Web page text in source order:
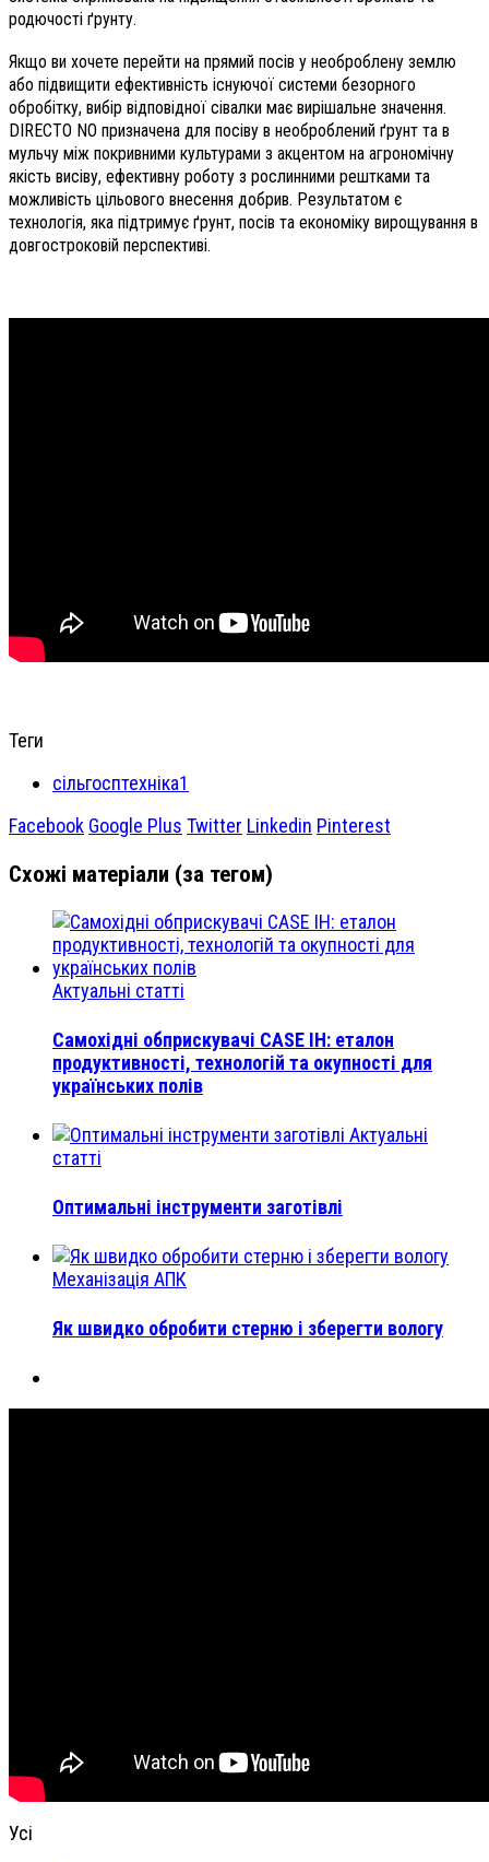
родючості ґрунту.
Якщо ви хочете перейти на прямий посів у необроблену землю
або підвищити ефективність існуючої системи безорного
обробітку, вибір відповідної сівалки має вирішальне значення.
DIRECTO NO призначена для посіву в необроблений ґрунт та в
мульчу між покривними культурами з акцентом на агрономічну
якість висіву, ефективну роботу з рослинними рештками та
можливість цільового внесення добрив. Результатом є
технологія, яка підтримує ґрунт, посів та економіку вирощування в
довгостроковій перспективі.
Теги
сільгосптехніка1
Facebook Google Plus Twitter Linkedin Pinterest
Схожі матеріали (за тегом)
Актуальні статті
Самохідні обприскувачі CASE IH: еталон
продуктивності, технологій та окупності для
українських полів
Актуальні
статті
Оптимальні інструменти заготівлі
Механізація АПК
Як швидко обробити стерню і зберегти вологу
Усі